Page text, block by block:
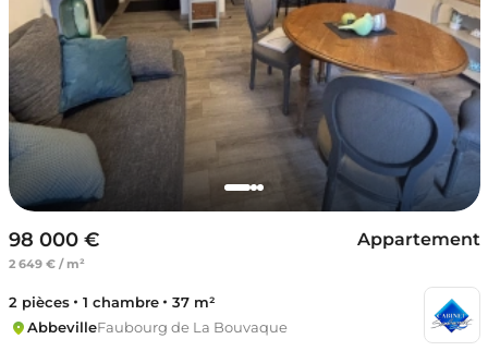
98 000 €
2 649 € / m²
Appartement
2 pièces 1 chambre
37 m²
AbbevilleFaubourg de La Bouvaque